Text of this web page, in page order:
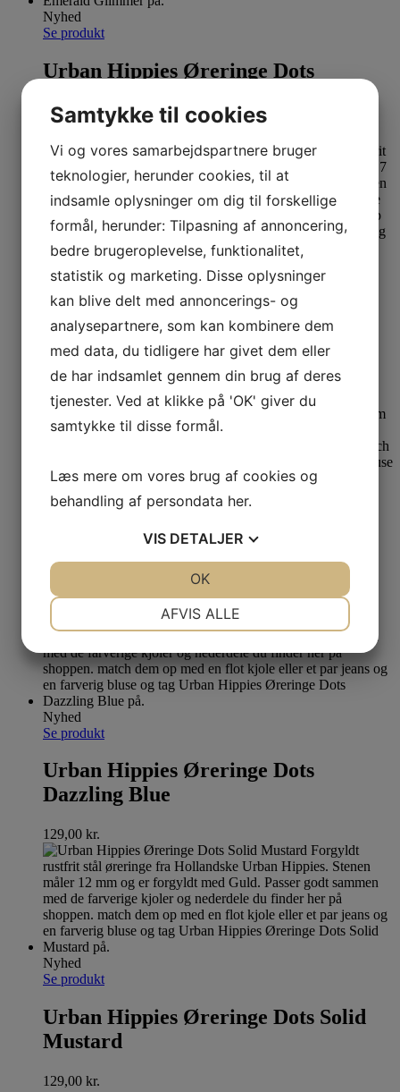
Nyhed
Se produkt
Urban Hippies Øreringe Dots
Se produkt
Urban Hippies Øreringe Capri Blue
Heart
129,00kr.
Nyhed
Last one
Se produkt
Urban Hippies Øreringe Dots Apple
129,00
Nyhed
Se produkt
Urban Hippies Øreringe Dots
Dazzling Blue
129,00 kr.
Nyhed
Se produkt
Urban Hippies Øreringe Dots Solid
Mustard
129,00 kr.
Samtykke til cookies
Vi og vores samarbejdspartnere bruger
teknologier, herunder cookies, til at
indsamle oplysninger om dig til forskellige
formål, herunder: Tilpasning af annoncering,
bedre brugeroplevelse, funktionalitet,
statistik og marketing. Disse oplysninger
kan blive delt med annoncerings- og
analysepartnere, som kan kombinere dem
med data, du tidligere har givet dem eller
de har indsamlet gennem din brug af deres
tjenester. Ved at klikke på 'OK' giver du
samtykke til disse formål.
Læs mere om vores brug af cookies og
behandling af persondata her.
VIS DETALJER
MARKETING STATISTIK
AFVIS ALLE
OK